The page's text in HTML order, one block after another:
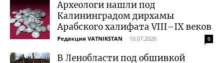
Археологи нашли под
Калининградом дирхамы
Арабского халифата VIII–IX веков
Редакция VATNIKSTAN - 10.07.2026 0
В Ленобласти под обшивкой